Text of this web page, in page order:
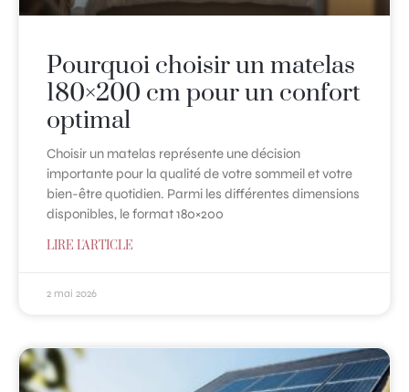
Pourquoi choisir un matelas
180×200 cm pour un confort
optimal
Choisir un matelas représente une décision
importante pour la qualité de votre sommeil et votre
bien-être quotidien. Parmi les différentes dimensions
disponibles, le format 180×200
LIRE L'ARTICLE
2 mai 2026